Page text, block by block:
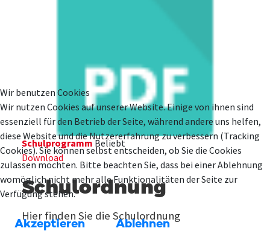
SchulprogrammBeliebt
Download
Schulordnung
Hier finden Sie die Schulordnung
Wir benutzen Cookies
Wir nutzen Cookies auf unserer Website. Einige von ihnen sind
essenziell für den Betrieb der Seite, während andere uns helfen,
diese Website und die Nutzererfahrung zu verbessern (Tracking
Cookies). Sie können selbst entscheiden, ob Sie die Cookies
zulassen möchten. Bitte beachten Sie, dass bei einer Ablehnung
womöglich nicht mehr alle Funktionalitäten der Seite zur
Verfügung stehen.
Akzeptieren Ablehnen